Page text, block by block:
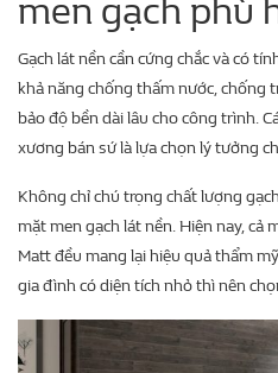
men gạch phù
Gạch lát nền cần cứng chắc và có
khả năng chống thấm nước,
bảo độ bền dài lâu cho công trình.
xương bán sứ là lựa chọn lý tưởng
Không chỉ chú trọng chất lượng
mặt men gạch lát nền. Hiện nay, cả
Matt đều mang lại hiệu quả thẩm
gia đình có diện tích nhỏ thì nên